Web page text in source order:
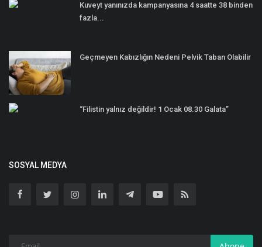
Kuveyt yanınızda kampanyasına 4 saatte 38 binden
fazla...
Geçmeyen Kabızlığın Nedeni Pelvik Taban Olabilir
“Filistin yalnız değildir! 1 Ocak 08.30 Galata”
SOSYAL MEDYA